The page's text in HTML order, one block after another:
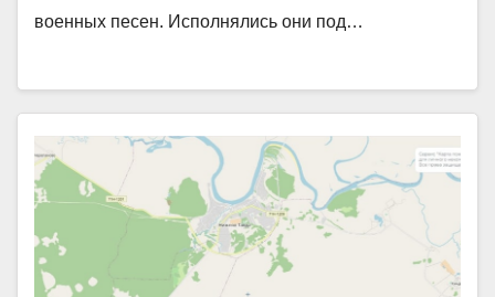
военных песен. Исполнялись они под…